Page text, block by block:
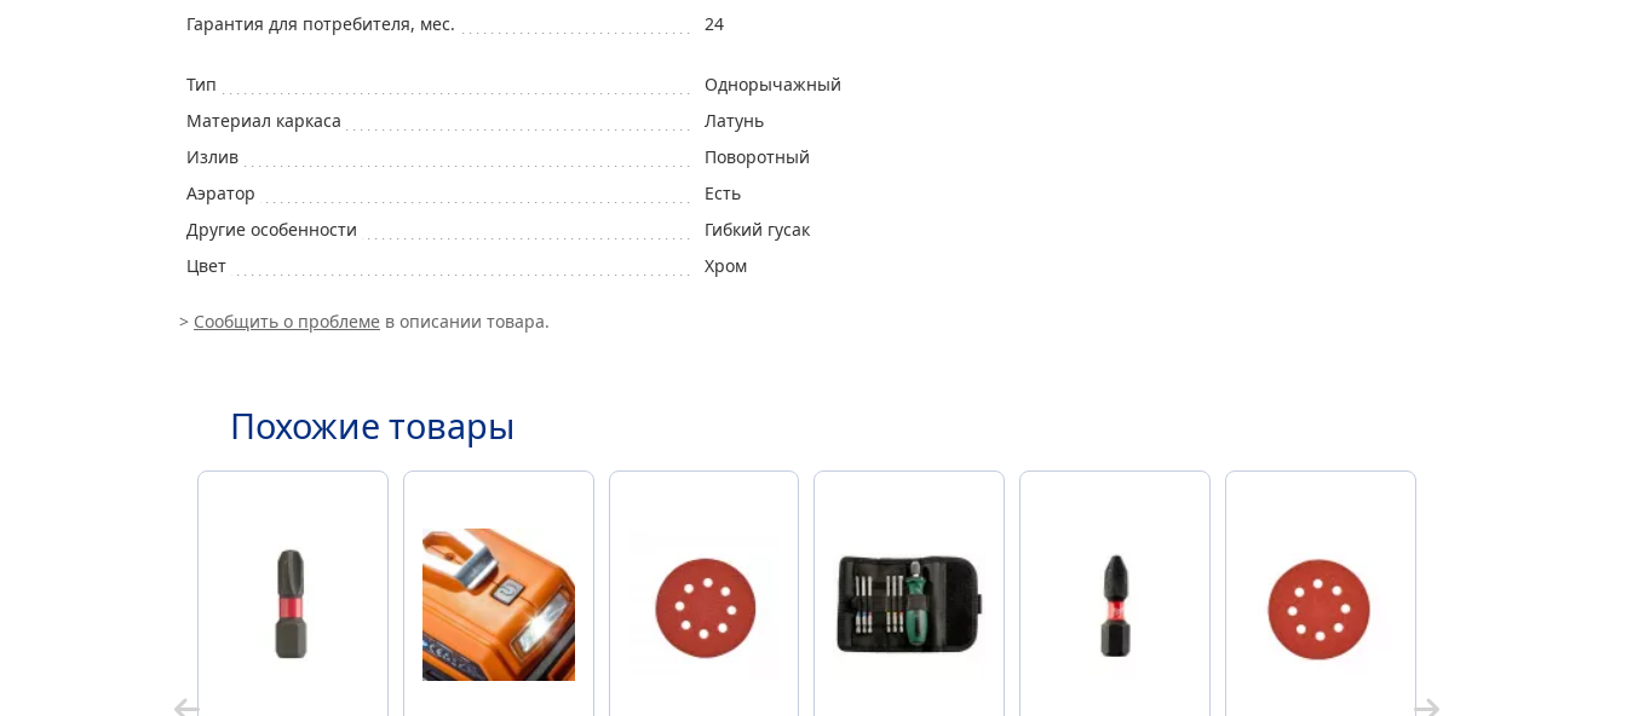
Гарантия для потребителя, мес.
24
Тип
Однорычажный
Материал каркаса
Латунь
Излив
Поворотный
Аэратор
Есть
Другие особенности
Гибкий гусак
Цвет
Хром
> Сообщить о проблеме в описании товара.
Похожие товары